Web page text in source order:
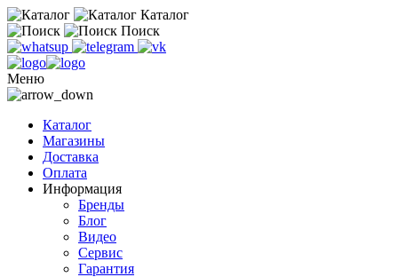
Каталог
Поиск
Меню
Каталог
Магазины
Доставка
Оплата
Информация
Бренды
Блог
Видео
Сервис
Гарантия